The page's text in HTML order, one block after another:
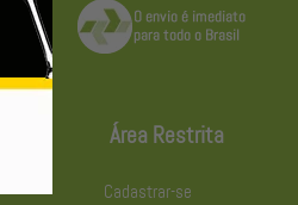
Área Restrita
Cadastrar-se